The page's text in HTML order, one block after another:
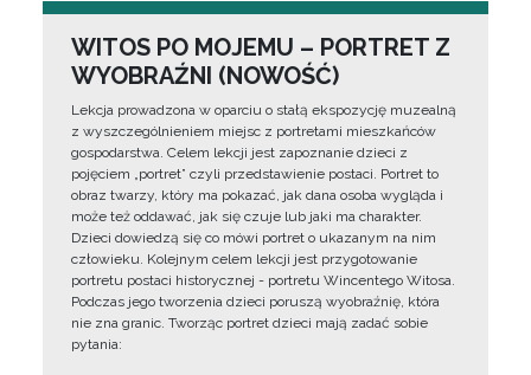
WITOS PO MOJEMU – PORTRET Z
WYOBRAŹNI (NOWOŚĆ)
Lekcja prowadzona w oparciu o stałą ekspozycję muzealną
z wyszczególnieniem miejsc z portretami mieszkańców
gospodarstwa. Celem lekcji jest zapoznanie dzieci z
pojęciem „portret” czyli przedstawienie postaci. Portret to
obraz twarzy, który ma pokazać, jak dana osoba wygląda i
może też oddawać, jak się czuje lub jaki ma charakter.
Dzieci dowiedzą się co mówi portret o ukazanym na nim
człowieku. Kolejnym celem lekcji jest przygotowanie
portretu postaci historycznej - portretu Wincentego Witosa.
Podczas jego tworzenia dzieci poruszą wyobraźnię, która
nie zna granic. Tworząc portret dzieci mają zadać sobie
pytania: